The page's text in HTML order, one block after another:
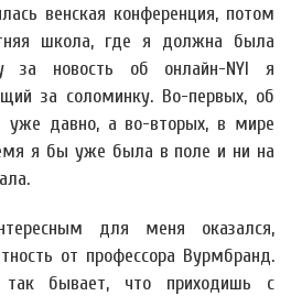
венская конференция, потом
школа, где я должна была
за новость об онлайн-NYI я
за соломинку. Во-первых, об
давно, а во-вторых, в мире
я бы уже была в поле и ни на
для меня оказался,
от профессора Вурмбранд.
так бывает, что приходишь с